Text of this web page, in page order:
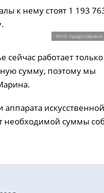
к нему стоят 1 193
Фото
работает только
сумму, поэтому мы
искусственной
необходимой суммы